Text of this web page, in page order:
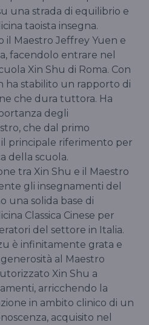
una strada di equilibrio e
taoista insegna.
il Maestro Jeffrey Yuen e
facendolo entrare nel
Xin Shu di Roma. Con
ha stabilito un rapporto di
che dura tuttora. Ha
degli
che dal primo
principale riferimento per
della scuola.
tra Xin Shu e il Maestro
gli insegnamenti del
una solida base di
Classica Cinese per
del settore in Italia.
è infinitamente grata e
al Maestro
Xin Shu a
arricchendo la
in ambito clinico di un
acquisito nel